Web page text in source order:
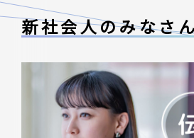
新社会人のみなさ